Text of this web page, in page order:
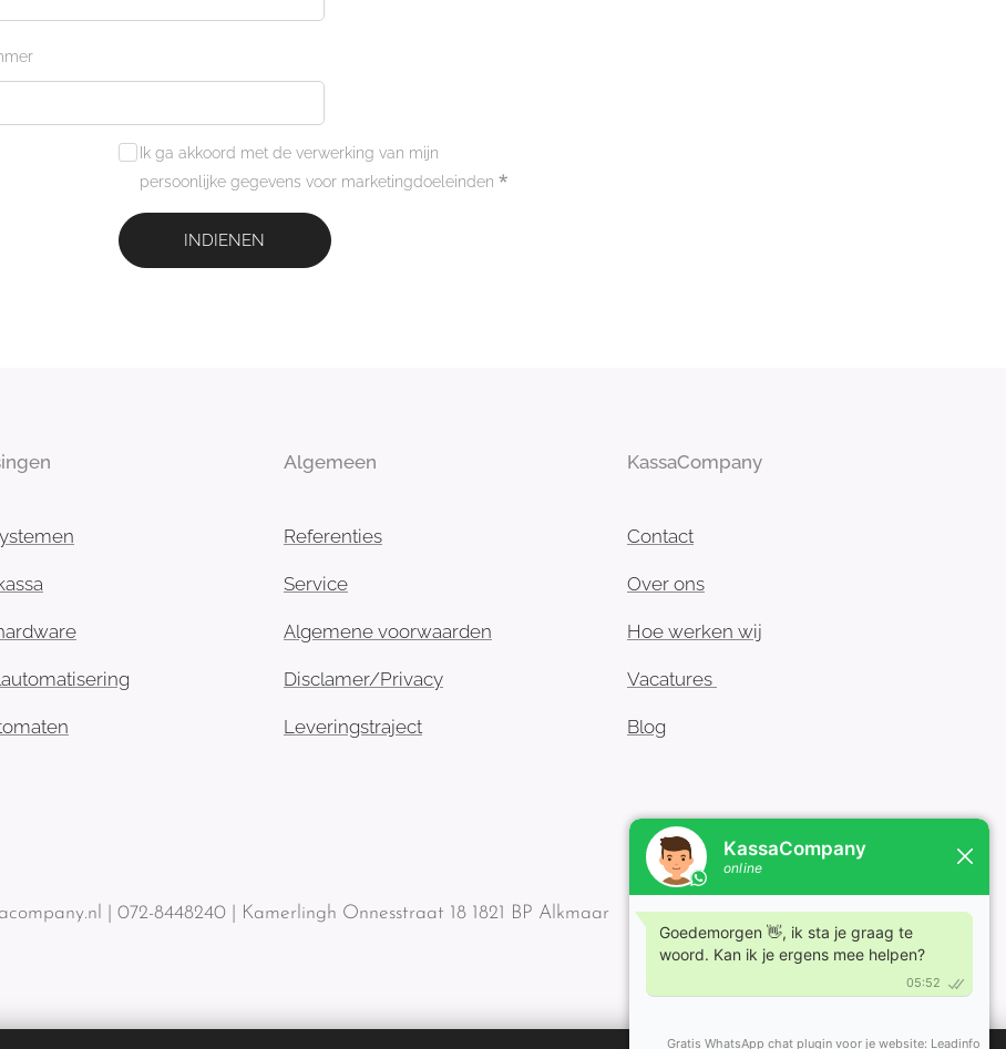
Ik ga akkoord met de verwerking van mijn
persoonlijke gegevens voor marketingdoeleinden
INDIENEN
Algemeen
Referenties
Service
Algemene voorwaarden
Disclamer/Privacy
Leveringstraject
KassaCompany
Contact
Over ons
Hoe werken wij
Vacatures
Blog
| 072-8448240 | Kamerlingh Onnesstraat 18 1821 BP Alkmaar